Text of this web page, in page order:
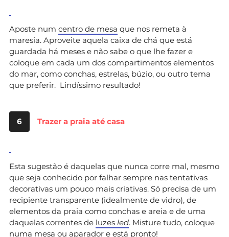
Aposte num centro de mesa que nos remeta à
maresia. Aproveite aquela caixa de chá que está
guardada há meses e não sabe o que lhe fazer e
coloque em cada um dos compartimentos elementos
do mar, como conchas, estrelas, búzio, ou outro tema
que preferir. Lindíssimo resultado!
6 Trazer a praia até casa
Esta sugestão é daquelas que nunca corre mal, mesmo
que seja conhecido por falhar sempre nas tentativas
decorativas um pouco mais criativas. Só precisa de um
recipiente transparente (idealmente de vidro), de
elementos da praia como conchas e areia e de uma
daquelas correntes de luzes led. Misture tudo, coloque
numa mesa ou aparador e está pronto!